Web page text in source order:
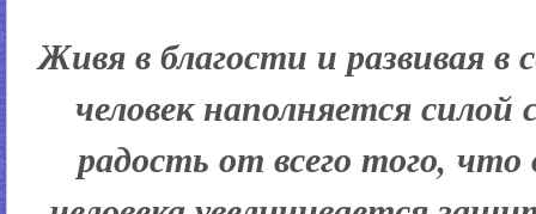
Живя в благости и развивая в
человек наполняется
радость от всего того,